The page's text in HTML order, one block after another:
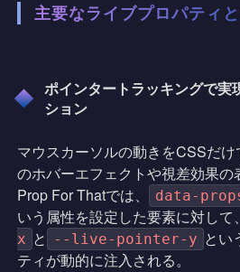
主要なライブプロパティ
ポインタートラッキングで実
ション
マウスカーソルの動きをCSSだ
のホバーエフェクトや視差効果の
Prop For Thatでは、
data-
いう属性を設定した要素に対して、
x と --live-pointer-y とい
ティが動的に注入される。